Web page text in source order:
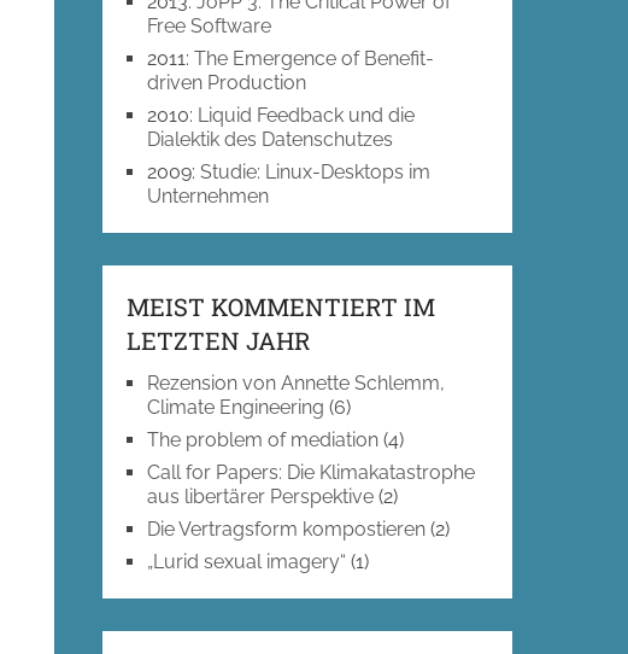
Free Software
2011:The Emergence of Benefit-
driven Production
2010: Liquid Feedback und die
Dialektik des Datenschutzes
2009:Studie: Linux-Desktops im
Unternehmen
MEIST KOMMENTIERT IM
LETZTEN JAHR
Rezension von Annette Schlemm,
Climate Engineering (6)
The problem of mediation (4)
Call for Papers: Die Klimakatastrophe
aus libertärer Perspektive (2)
Die Vertragsform kompostieren (2)
„Lurid sexual imagery“ (1)